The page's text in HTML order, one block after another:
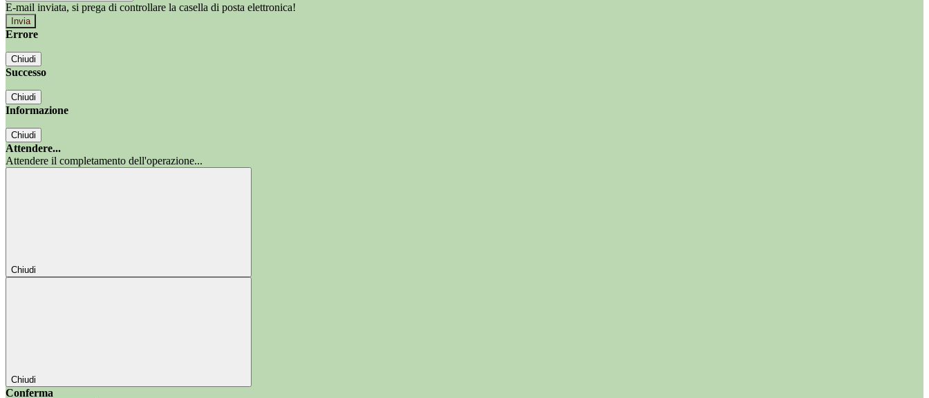
E-mail inviata, si prega di controllare la casella di posta elettronica!
Errore
Chiudi
Successo
Chiudi
Informazione
Chiudi
Attendere...
Attendere il completamento dell'operazione...
Chiudi
Chiudi
Conferma